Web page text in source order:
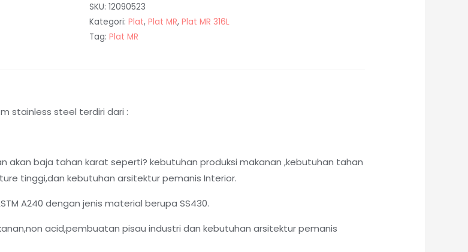
SKU: 12090523
Kategori: Plat, Plat MR, Plat MR 316L
Tag: Plat MR
stainless steel terdiri dari :
akan baja tahan karat seperti? kebutuhan produksi makanan ,kebutuhan tahan
tinggi,dan kebutuhan arsitektur pemanis Interior.
A240 dengan jenis material berupa SS430.
acid,pembuatan pisau industri dan kebutuhan arsitektur pemanis